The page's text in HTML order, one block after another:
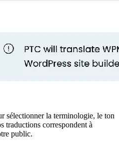
sélectionner la terminologie, le ton
traductions correspondent à
public.